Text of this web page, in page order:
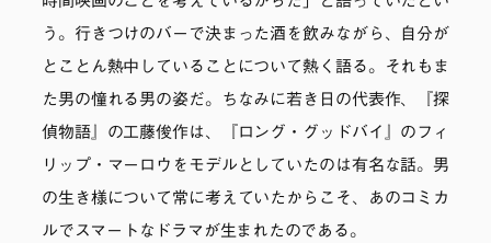
う。行きつけのバーで決まった酒を飲みながら、自分が
とことん熱中していることについて熱く語る。それもま
た男の憧れる男の姿だ。ちなみに若き日の代表作、『探
偵物語』の工藤俊作は、『ロング・グッドバイ』のフィ
リップ・マーロウをモデルとしていたのは有名な話。男
の生き様について常に考えていたからこそ、あのコミカ
ルでスマートなドラマが生まれたのである。